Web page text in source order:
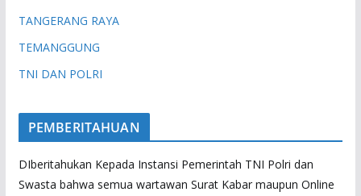
TANGERANG RAYA
TEMANGGUNG
TNI DAN POLRI
PEMBERITAHUAN
DIberitahukan Kepada Instansi Pemerintah TNI Polri dan
Swasta bahwa semua wartawan Surat Kabar maupun Online